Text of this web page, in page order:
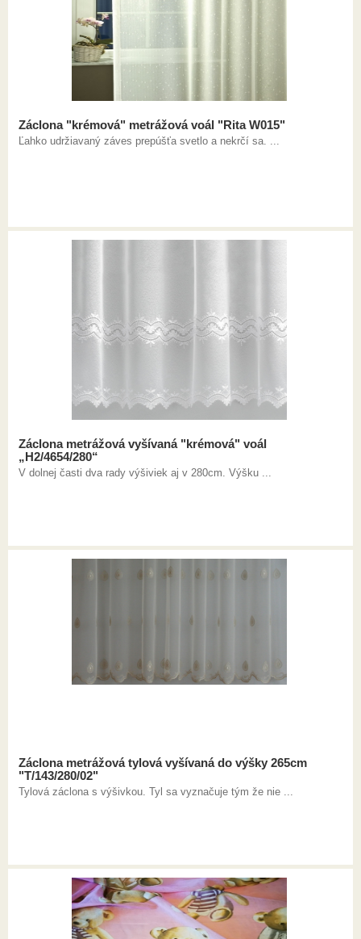
Záclona "krémová" metrážová voál "Rita W015"
Ľahko udržiavaný záves prepúšťa svetlo a nekrčí sa. ...
Záclona metrážová vyšívaná "krémová" voál
„H2/4654/280“
V dolnej časti dva rady výšiviek aj v 280cm. Výšku ...
Záclona metrážová tylová vyšívaná do výšky 265cm
"T/143/280/02"
Tylová záclona s výšivkou. Tyl sa vyznačuje tým že nie ...